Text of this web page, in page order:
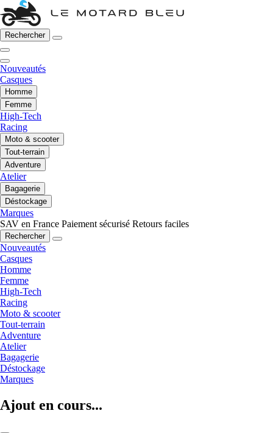
Rechercher
Nouveautés
Casques
Homme
Femme
High-Tech
Racing
Moto & scooter
Tout-terrain
Adventure
Atelier
Bagagerie
Déstockage
Marques
SAV en France Paiement sécurisé Retours faciles
Rechercher
Nouveautés
Casques
Homme
Femme
High-Tech
Racing
Moto & scooter
Tout-terrain
Adventure
Atelier
Bagagerie
Déstockage
Marques
Ajout en cours...